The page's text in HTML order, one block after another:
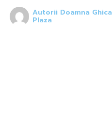
Autorii Doamna Ghica
Plaza